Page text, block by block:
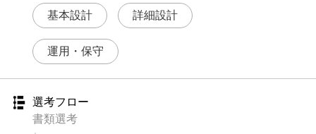
基本設計 詳細設計
運用・保守
選考フロー
書類選考